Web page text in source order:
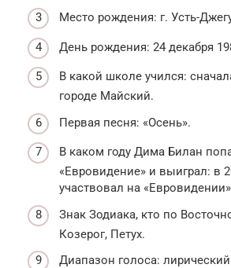
Место рождения: г. Усть-
День рождения: 24 декабря
В какой школе учился:
городе Майский.
Первая песня: «Осень».
В каком году Дима Билан
«Евровидение» и выиграл: в
участвовал на
Знак Зодиака, кто по
Козерог, Петух.
Диапазон голоса: